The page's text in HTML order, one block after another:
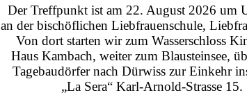
Der Treffpunkt ist am 22. August 2026 um
an der bischöflichen Liebfrauenschule,
Von dort starten wir zum Wasserschloss
Haus Kambach, weiter zum Blausteinsee,
Tagebaudörfer nach Dürwiss zur Einkehr
„La Sera“ Karl-Arnold-Strasse 15.